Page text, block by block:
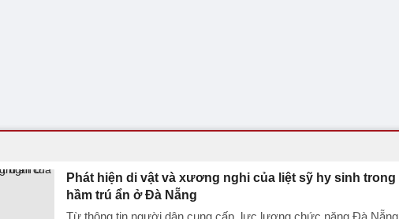
Phát hiện di vật và xương nghi của liệt sỹ hy sinh trong
hầm trú ẩn ở Đà Nẵng
Từ thông tin người dân cung cấp, lực lượng chức năng Đà Nẵng